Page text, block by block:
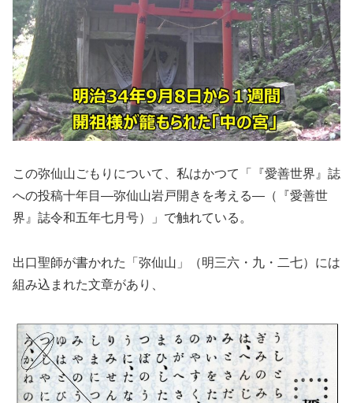
この弥仙山ごもりについて、私はかつて「『愛善世界』誌
への投稿十年目―弥仙山岩戸開きを考える―（『愛善世
界』誌令和五年七月号）」で触れている。
出口聖師が書かれた「弥仙山」（明三六・九・二七）には
組み込まれた文章があり、